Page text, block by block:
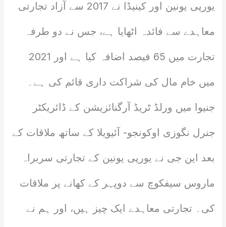
یورپی یونین اور کینیڈا نے 2017 سے آزاد تجارتی
معاہدے سے فائدہ اٹھایا ہے، جس نے دو طرفہ
تجارت میں 65 فیصد اضافہ کیا ہے اور 2021
میں خام مال کی شراکت داری قائم کی ہے۔
جنیوا میں ورلڈ ٹریڈ آرگنائزیشن کے ڈائریکٹر
جنرل نگوزی اوکونجو- آئیویلا کے ساتھ ملاقات کے
بعد این جی نے یورپی یونین کے تجارتی سربراہ
ماروس سیفکوچ سے دوپہر کے کھانے پر ملاقات
کی۔ تجارتی معاہدے ایک چیز ہیں، اور ہم نے